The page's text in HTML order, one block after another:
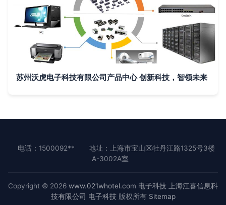
苏州沃虎电子科技有限公司产品中心 创新科技，智领未来
电话：1500092**
地址：上海市宝山区牡丹江路1325号3楼
A-3002A室
Copyright © 2026 www.021whotel.com 电子科技 上海江喜信息科
技有限公司 电子科技版权所有 Sitemap